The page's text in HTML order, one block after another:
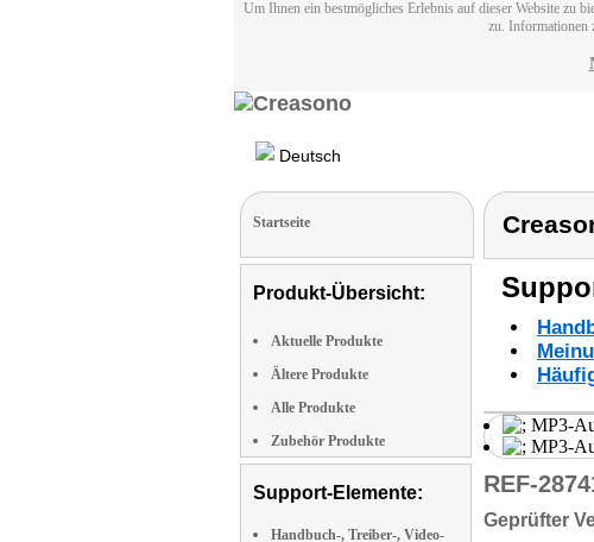
Um Ihnen ein bestmögliches Erlebnis auf dieser Website zu
zu. Informationen
Deutsch
Startseite
Produkt-Übersicht:
Aktuelle Produkte
Ältere Produkte
Alle Produkte
Zubehör Produkte
Support-Elemente:
Handbuch-, Treiber-, Video-
REF-
Geprüfter